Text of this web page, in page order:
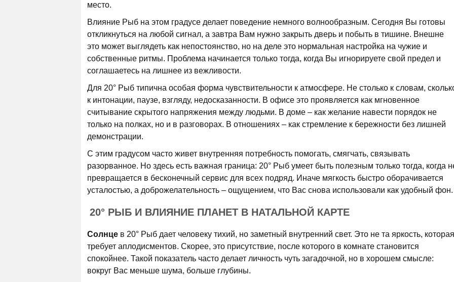
место.
Влияние Рыб на этом градусе делает поведение немного волнообразным. Сегодня Вы готовы
откликнуться на любой сигнал, а завтра Вам нужно закрыть дверь и побыть в тишине. Внешне
это может выглядеть как непостоянство, но на деле это нормальная настройка на чужие и
собственные ритмы. Проблема начинается только тогда, когда Вы игнорируете свой предел и
соглашаетесь на лишнее из вежливости.
Для 20° Рыб типична особая форма чувствительности к атмосфере. Не столько к словам,
к интонации, паузе, взгляду, недосказанности. В офисе это проявляется как мгновенное
считывание скрытого напряжения между людьми. В доме – как желание навести порядок не
только на полках, но и в разговорах. В отношениях – как стремление к бережности без лишней
демонстрации.
С этим градусом часто живет внутренняя потребность помогать, смягчать, связывать
разорванное. Но здесь есть важная граница: 20° Рыб умеет быть полезным только тогда, когда
превращается в бесконечный сервис для всех подряд. Иначе мягкость быстро оборачивается
усталостью, а доброжелательность – ощущением, что Вас снова использовали как удобный фон.
20° РЫБ И ВЛИЯНИЕ ПЛАНЕТ В НАТАЛЬНОЙ КАРТЕ
Солнце в 20° Рыб дает человеку тихий, но заметный внутренний свет. Это не та яркость, которая
требует аплодисментов. Скорее, это присутствие, после которого в комнате становится
спокойнее. Такой показатель часто делает личность чуть загадочной, но в хорошем смысле:
вокруг Вас меньше шума, больше глубины.